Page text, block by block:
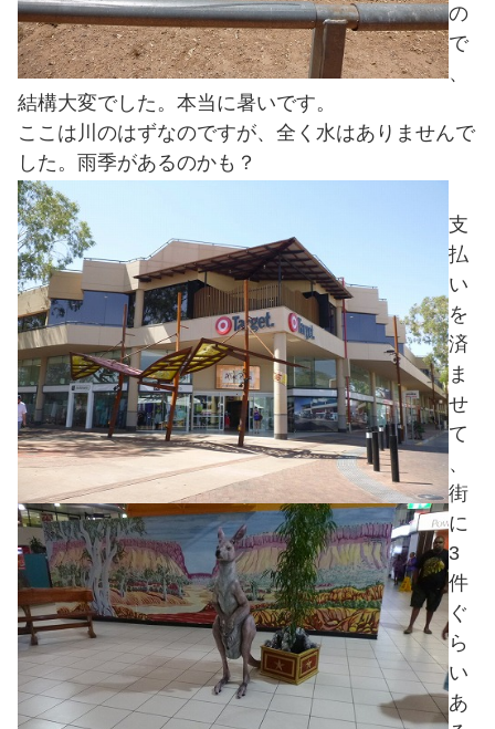
の
で
、
結構大変でした。本当に暑いです。
ここは川のはずなのですが、全く水はありませんで
した。雨季があるのかも？
支
払
い
を
済
ま
せ
て
、
街
に
3
件
ぐ
ら
い
あ